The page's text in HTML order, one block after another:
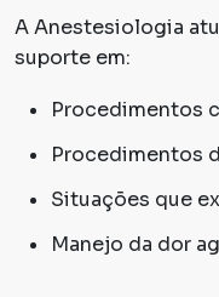
A Anestesiologia
suporte em:
Procedimentos
Procedimentos
Situações que
Manejo da dor